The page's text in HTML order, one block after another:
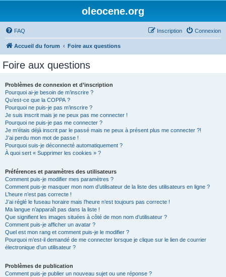
oleocene.org
FAQ Connexion
Inscription
Accueil du forum Foire aux questions
Foire aux questions
Problèmes de connexion et d’inscription
Pourquoi ai-je besoin de m’inscrire ?
Qu’est-ce que la COPPA ?
Pourquoi ne puis-je pas m’inscrire ?
Je suis inscrit mais je ne peux pas me connecter !
Pourquoi ne puis-je pas me connecter ?
Je m’étais déjà inscrit par le passé mais ne peux à présent plus me connecter ?!
J’ai perdu mon mot de passe !
Pourquoi suis-je déconnecté automatiquement ?
À quoi sert « Supprimer les cookies » ?
Préférences et paramètres des utilisateurs
Comment puis-je modifier mes paramètres ?
Comment puis-je masquer mon nom d’utilisateur de la liste des utilisateurs en ligne ?
L’heure n’est pas correcte !
J’ai réglé le fuseau horaire mais l’heure n’est toujours pas correcte !
Ma langue n’apparaît pas dans la liste !
Que signifient les images situées à côté de mon nom d’utilisateur ?
Comment puis-je afficher un avatar ?
Quel est mon rang et comment puis-je le modifier ?
Pourquoi m’est-il demandé de me connecter lorsque je clique sur le lien de courrier
électronique d’un utilisateur ?
Problèmes de publication
Comment puis-je publier un nouveau sujet ou une réponse ?